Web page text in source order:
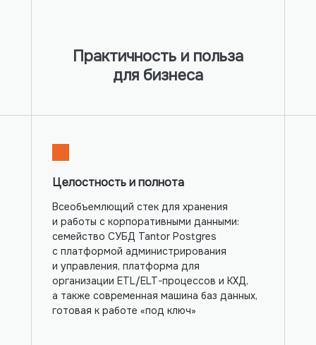
Установить
Практичность и польза
для бизнеса
Целостность и полнота
Всеобъемлющий стек для хранения
и работы с корпоративными данными:
семейство СУБД Tantor Postgres
с платформой администрирования
и управления, платформа для
организации ETL/ELT-процессов и КХД,
а также современная машина баз данных,
готовая к работе «под ключ»